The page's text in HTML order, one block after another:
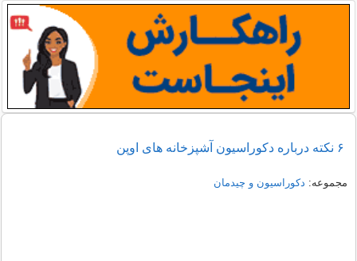
۶ نکته درباره دکوراسیون آشپزخانه های اوپن
مجموعه: دکوراسیون و چیدمان